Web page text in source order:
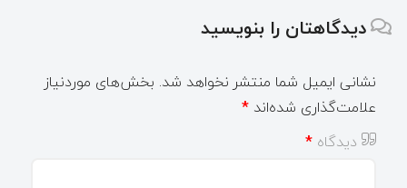
دیدگاهتان را بنویسید
نشانی ایمیل شما منتشر نخواهد شد. بخش‌های موردنیاز
علامت‌گذاری شده‌اند *
دیدگاه *